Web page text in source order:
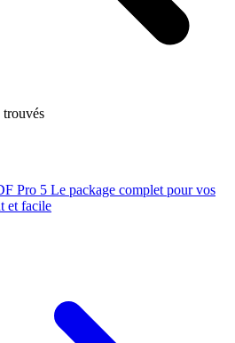
trouvés
Pro 5 Le package complet pour vos
et facile